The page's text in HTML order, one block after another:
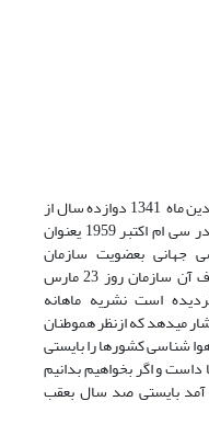
روز بیست و سوم مارس 1962 سوم فروردین ماه 1341 دوازده سال از
تأسیس هواشناسی میگذرد و ایران نیز در سی ام اکتبر 1959 یعنوان
جهانی بعضویت سازمان
هواشناسی جهانی درآمد. اینک که ازطرف آن سازمان روز 23 مارس
گردیده است نشریه ماهانه
میدهد که ازنظر هموطنان
شناسی کشورها را بایستی
و اگر بخواهیم بدانیم
بایستی صد سال بعقب